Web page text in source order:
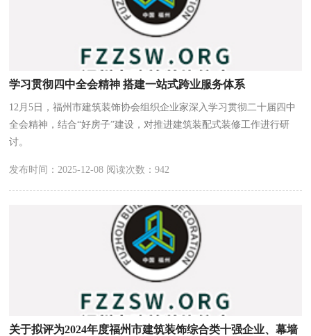
学习贯彻四中全会精神 搭建一站式跨业服务体系
12月5日，福州市建筑装饰协会组织企业家深入学习贯彻二十届四中
全会精神，结合“好房子”建设，对推进建筑装配式装修工作进行研
讨。
发布时间：2025-12-08 阅读次数：942
关于拟评为2024年度福州市建筑装饰综合类十强企业、幕墙